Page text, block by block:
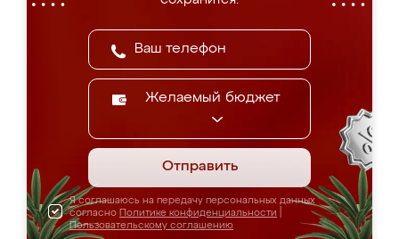
Желаемый бюджет
Отправить
Я соглашаюсь на передачу персональных данных
согласно Политике конфиденциальности
Пользовательскому соглашению